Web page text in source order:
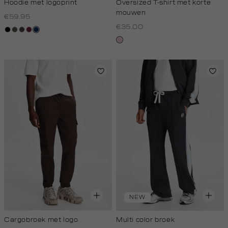
Hoodie met logoprint
€59.95
zwart
bos,koffie,
bordeaux
donkerblauw
Oversized T-shirt met korte
mouwen
€35.00
rose,
Cargobroek met logo
NEW
Multi color broek